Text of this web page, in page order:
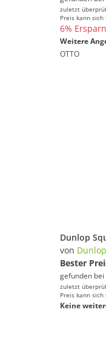
zuletzt
Preis kann
6%
Weitere
OTTO
von Dunlop
Bester
gefunden bei
zuletzt
Preis kann
Keine